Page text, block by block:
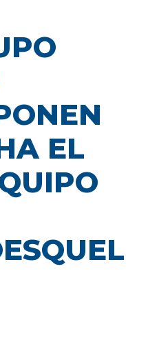
EL